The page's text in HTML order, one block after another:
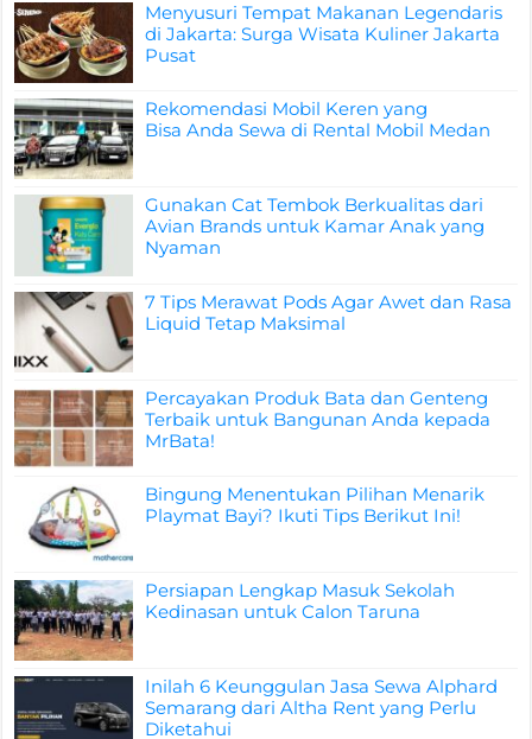
Menyusuri Tempat Makanan Legendaris
di Jakarta: Surga Wisata Kuliner Jakarta
Pusat
Rekomendasi Mobil Keren yang
Bisa Anda Sewa di Rental Mobil Medan
Gunakan Cat Tembok Berkualitas dari
Avian Brands untuk Kamar Anak yang
Nyaman
7 Tips Merawat Pods Agar Awet dan Rasa
Liquid Tetap Maksimal
Percayakan Produk Bata dan Genteng
Terbaik untuk Bangunan Anda kepada
MrBata!
Bingung Menentukan Pilihan Menarik
Playmat Bayi? Ikuti Tips Berikut Ini!
Persiapan Lengkap Masuk Sekolah
Kedinasan untuk Calon Taruna
Inilah 6 Keunggulan Jasa Sewa Alphard
Semarang dari Altha Rent yang Perlu
Diketahui